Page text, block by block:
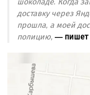
доставку через
прошла, а моей
полицию, — пишет